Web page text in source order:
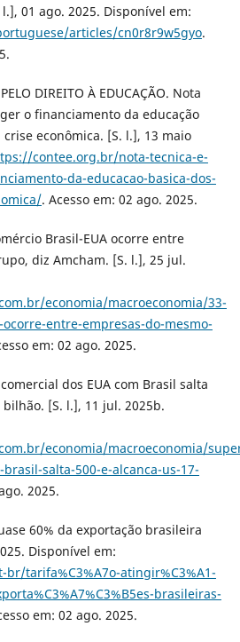
01 ago. 2025. Disponível em:
articles/cn0r8r9w5gyo.
DIREITO À EDUCAÇÃO. Nota
o financiamento da educação
econômica. [S. l.], 13 maio
contee.org.br/nota-tecnica-e-
da-educacao-basica-dos-
. Acesso em: 02 ago. 2025.
Brasil-EUA ocorre entre
diz Amcham. [S. l.], 25 jul.
economia/macroeconomia/33-
entre-empresas-do-mesmo-
em: 02 ago. 2025.
dos EUA com Brasil salta
bilhão. [S. l.], 11 jul. 2025b.
economia/macroeconomia/
salta-500-e-alcanca-us-17-
2025.
60% da exportação brasileira
Disponível em:
tarifa%C3%A7o-atingir%C3%A1-
brasileiras-
em: 02 ago. 2025.